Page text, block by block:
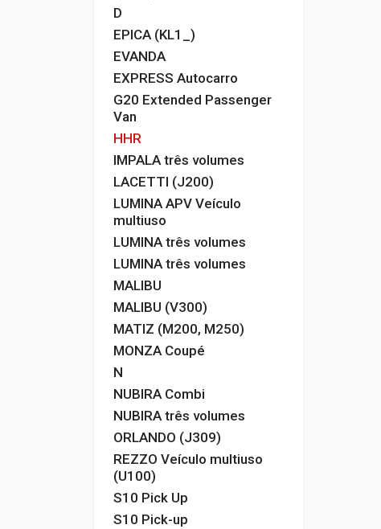
D
EPICA (KL1_)
EVANDA
EXPRESS Autocarro
G20 Extended Passenger
Van
HHR
IMPALA três volumes
LACETTI (J200)
LUMINA APV Veículo
multiuso
LUMINA três volumes
LUMINA três volumes
MALIBU
MALIBU (V300)
MATIZ (M200, M250)
MONZA Coupé
N
NUBIRA Combi
NUBIRA três volumes
ORLANDO (J309)
REZZO Veículo multiuso
(U100)
S10 Pick Up
S10 Pick-up